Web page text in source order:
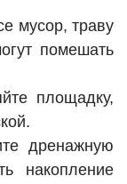
мусор, траву
помешать
площадку,
дренажную
накопление